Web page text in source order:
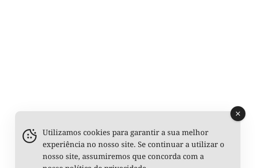
Utilizamos cookies para garantir a sua melhor
experiência no nosso site. Se continuar a utilizar o
nosso site, assumiremos que concorda com a